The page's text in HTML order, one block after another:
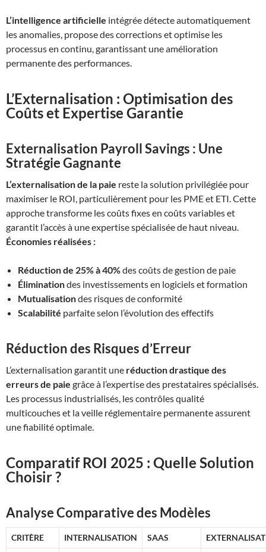
L’intelligence artificielle intégrée détecte automatiquement
les anomalies, propose des corrections et optimise les
processus en continu, garantissant une amélioration
permanente des performances.
L’Externalisation : Optimisation des
Coûts et Expertise Garantie
Externalisation Payroll Savings : Une
Stratégie Gagnante
L’externalisation de la paie reste la solution privilégiée pour
maximiser le ROI, particulièrement pour les PME et ETI. Cette
approche transforme les coûts fixes en coûts variables et
garantit l’accès à une expertise spécialisée de haut niveau.
Économies réalisées :
Réduction de 25% à 40%des coûts de gestion de paie
Éliminationdes investissements en logiciels et formation
Mutualisationdes risques de conformité
Scalabilité parfaite selon l’évolution des effectifs
Réduction des Risques d’Erreur
L’externalisation garantit une réduction drastique des
erreurs de paie grâce à l’expertise des prestataires spécialisés.
Les processus industrialisés, les contrôles qualité
multicouches et la veille réglementaire permanente assurent
une fiabilité optimale.
Comparatif ROI 2025 : Quelle Solution
Choisir ?
Analyse Comparative des Modèles
CRITÈRE INTERNALISATION SAAS